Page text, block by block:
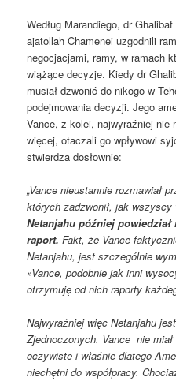
Według Marandiego, dr
ajatollah Chamenei uzgodnili
negocjacjami, ramy, w ramach
wiążące decyzje. Kiedy dr
musiał dzwonić do nikogo w
podejmowania decyzji. Jego
Vance, z kolei, najwyraźniej nie
więcej, otaczali go wpływowi
stwierdza dosłownie:
„Vance nieustannie rozmawiał
których zadzwonił, jak wszyscy
Netanjahu później powiedział
raport. Fakt, że Vance
Netanjahu, jest szczególnie
»Vance, podobnie jak inni
otrzymuję od nich raporty
Najwyraźniej więc Netanjahu
Zjednoczonych. Vance nie
oczywiste i właśnie dlatego
niechętni do współpracy.